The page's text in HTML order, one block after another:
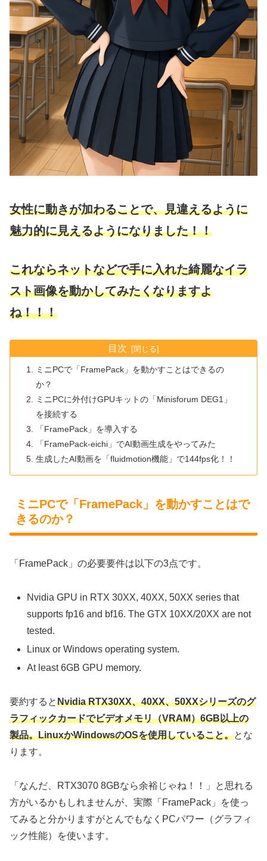
女性に動きが加わることで、見違えるように
魅力的に見えるようになりました！！
これならネットなどで手に入れた綺麗なイラ
スト画像を動かしてみたくなりますよ
ね！！！
目次
ミニPCで「FramePack」を動かすことはできるの
か？
ミニPCに外付けGPUキットの「Minisforum DEG1」
を接続する
「FramePack」を導入する
「FramePack-eichi」でAI動画生成をやってみた
生成したAI動画を「fluidmotion機能」で144fps化！！
ミニPCで「FramePack」を動かすことはで
きるのか？
「FramePack」の必要要件は以下の3点です。
Nvidia GPU in RTX 30XX, 40XX, 50XX series that
supports fp16 and bf16. The GTX 10XX/20XX are not
tested.
Linux or Windows operating system.
At least 6GB GPU memory.
要約するとNvidia RTX30XX、40XX、50XXシリーズのグ
ラフィックカードでビデオメモリ（VRAM）6GB以上の
製品。LinuxかWindowsのOSを使用していること。とな
ります。
「なんだ、RTX3070 8GBなら余裕じゃね！！」と思れる
方がいるかもしれませんが、実際「FramePack」を使っ
てみると分かりますがとんでもなくPCパワー（グラフィ
ック性能）を使います。